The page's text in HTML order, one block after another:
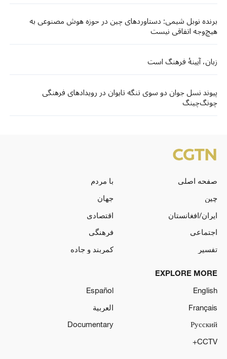
برنده نوبل شیمی: دستاوردهای چین در حوزه هوش مصنوعی به
هیچ‌وجه اتفاقی نیست
زبان، آیینهٔ فرهنگ است
پیوند نسل جوان دو سوی تنگه تایوان در رویدادهای فرهنگی
چونگ‌چینگ
صفحه اصلی
با مردم
چین
جهان
ایران/افغانستان
اقتصادی
اجتماعی
فرهنگی
تفسیر
کمربند و جاده
EXPLORE MORE
English
Español
Français
العربية
Русский
Documentary
CCTV+